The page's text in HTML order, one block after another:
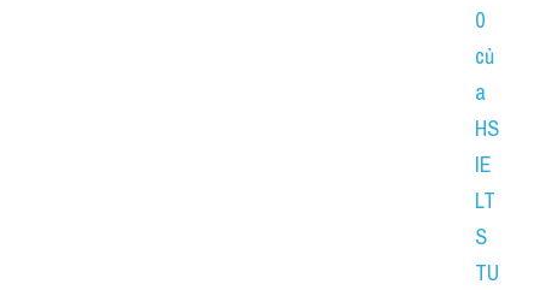
0
củ
a
HS
IE
LT
S
TU